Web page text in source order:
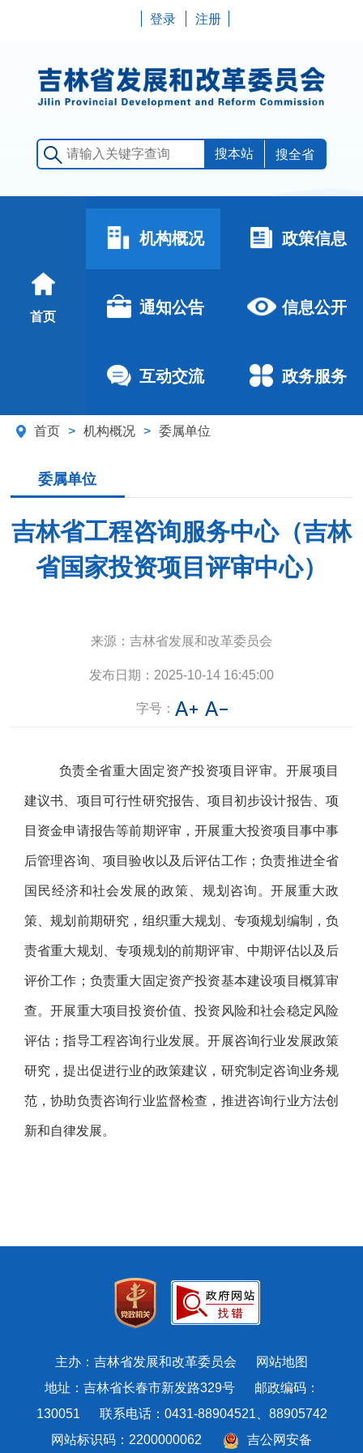
登录 注册
搜全省
首页
机构概况 政策信息
通知公告 信息公开
互动交流 政务服务
首页 > 机构概况 > 委属单位
委属单位
吉林省工程咨询服务中心（吉林
省国家投资项目评审中心）
来源： 吉林省发展和改革委员会
发布日期： 2025-10-14 16:45:00
字号：
负责全省重大固定资产投资项目评审。开展项目
建议书、项目可行性研究报告、项目初步设计报告、项
目资金申请报告等前期评审，开展重大投资项目事中事
后管理咨询、项目验收以及后评估工作；负责推进全省
国民经济和社会发展的政策、规划咨询。开展重大政
策、规划前期研究，组织重大规划、专项规划编制，负
责省重大规划、专项规划的前期评审、中期评估以及后
评价工作；负责重大固定资产投资基本建设项目概算审
查。开展重大项目投资价值、投资风险和社会稳定风险
评估；指导工程咨询行业发展。开展咨询行业发展政策
研究，提出促进行业的政策建议，研究制定咨询业务规
范，协助负责咨询行业监督检查，推进咨询行业方法创
新和自律发展。
主办：吉林省发展和改革委员会
网站地图
地址：吉林省长春市新发路329号 邮政编码：
130051 联系电话：0431-88904521、88905742
网站标识码：2200000062
吉公网安备